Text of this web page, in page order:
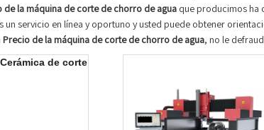
de la máquina de corte de chorro de agua que producimos ha
servicio en línea y oportuno y usted puede obtener
Precio de la máquina de corte de chorro de agua, no le
de corte